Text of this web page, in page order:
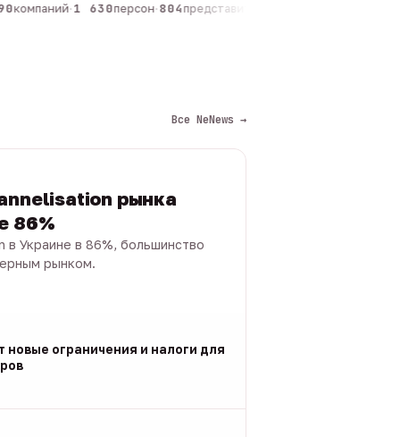
компаний·1 630персон·804представителей
Все NeNews →
рынка
86%
в Украине в 86%, большинство
рынком.
новые ограничения и налоги для